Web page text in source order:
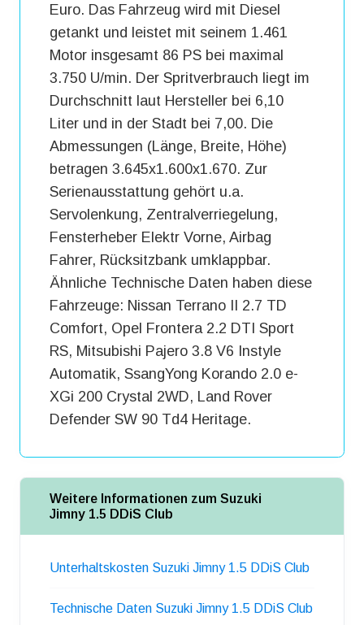
Euro. Das Fahrzeug wird mit Diesel
getankt und leistet mit seinem 1.461
Motor insgesamt 86 PS bei maximal
3.750 U/min. Der Spritverbrauch liegt im
Durchschnitt laut Hersteller bei 6,10
Liter und in der Stadt bei 7,00. Die
Abmessungen (Länge, Breite, Höhe)
betragen 3.645x1.600x1.670. Zur
Serienausstattung gehört u.a.
Servolenkung, Zentralverriegelung,
Fensterheber Elektr Vorne, Airbag
Fahrer, Rücksitzbank umklappbar.
Ähnliche Technische Daten haben diese
Fahrzeuge: Nissan Terrano II 2.7 TD
Comfort, Opel Frontera 2.2 DTI Sport
RS, Mitsubishi Pajero 3.8 V6 Instyle
Automatik, SsangYong Korando 2.0 e-
XGi 200 Crystal 2WD, Land Rover
Defender SW 90 Td4 Heritage.
Weitere Informationen zum Suzuki
Jimny 1.5 DDiS Club
Unterhaltskosten Suzuki Jimny 1.5 DDiS Club
Technische Daten Suzuki Jimny 1.5 DDiS Club